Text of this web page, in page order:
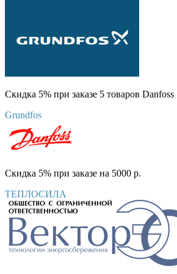
Скидка 5% при заказе 5 товаров Danfoss
Grundfos
Скидка 5% при заказе на 5000 р.
ТЕПЛОСИЛА